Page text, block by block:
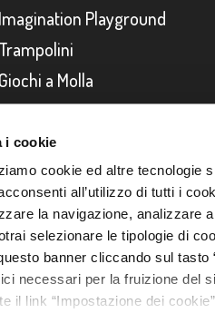
i cookie
cookie ed altre tecnologie
all’utilizzo di tutti i
la navigazione, analizzare
selezionare le tipologie di
banner cliccando sul tasto
necessari per la fruizione del
il link “Impostazione dei
Imagination Playground
Trampolini
Giochi a Molla
- Cap. soc. 10.000 euro - i.v. - N. REA